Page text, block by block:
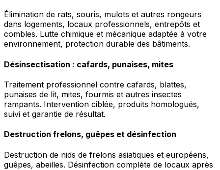
Élimination de rats, souris, mulots et autres rongeurs
dans logements, locaux professionnels, entrepôts et
combles. Lutte chimique et mécanique adaptée à votre
environnement, protection durable des bâtiments.
Désinsectisation : cafards, punaises, mites
Traitement professionnel contre cafards, blattes,
punaises de lit, mites, fourmis et autres insectes
rampants. Intervention ciblée, produits homologués,
suivi et garantie de résultat.
Destruction frelons, guêpes et désinfection
Destruction de nids de frelons asiatiques et européens,
guêpes, abeilles. Désinfection complète de locaux après